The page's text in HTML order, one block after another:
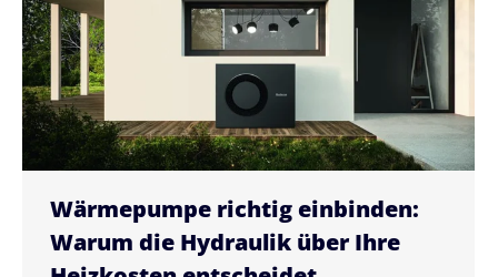
Wärmepumpe richtig einbinden:
Warum die Hydraulik über Ihre